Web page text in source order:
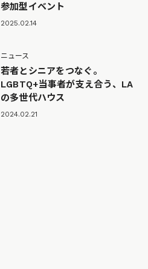
参加型イベント
2025.02.14
ニュース
若者とシニアをつなぐ。
LGBTQ+当事者が支え合う、LA
の多世代ハウス
2024.02.21